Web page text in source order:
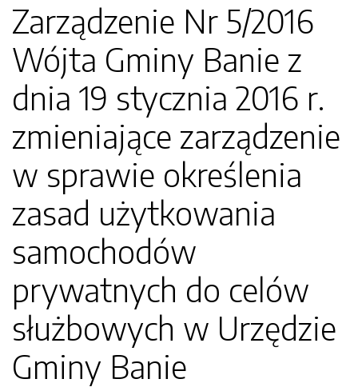
Zarządzenie Nr 5/2016
Wójta Gminy Banie z
dnia 19 stycznia 2016 r.
zmieniające zarządzenie
w sprawie określenia
zasad użytkowania
samochodów
prywatnych do celów
służbowych w Urzędzie
Gminy Banie